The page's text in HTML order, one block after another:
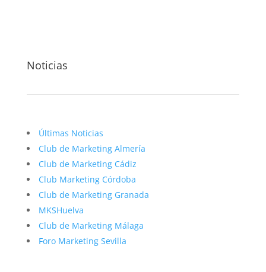
Noticias
Últimas Noticias
Club de Marketing Almería
Club de Marketing Cádiz
Club Marketing Córdoba
Club de Marketing Granada
MKSHuelva
Club de Marketing Málaga
Foro Marketing Sevilla